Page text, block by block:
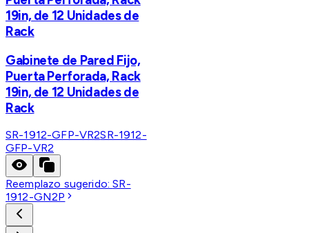
19in, de 12 Unidades de
Rack
Gabinete de Pared Fijo,
Puerta Perforada, Rack
19in, de 12 Unidades de
Rack
SR-1912-GFP-VR2SR-1912-
GFP-VR2
Reemplazo sugerido:SR-
1912-GN2P